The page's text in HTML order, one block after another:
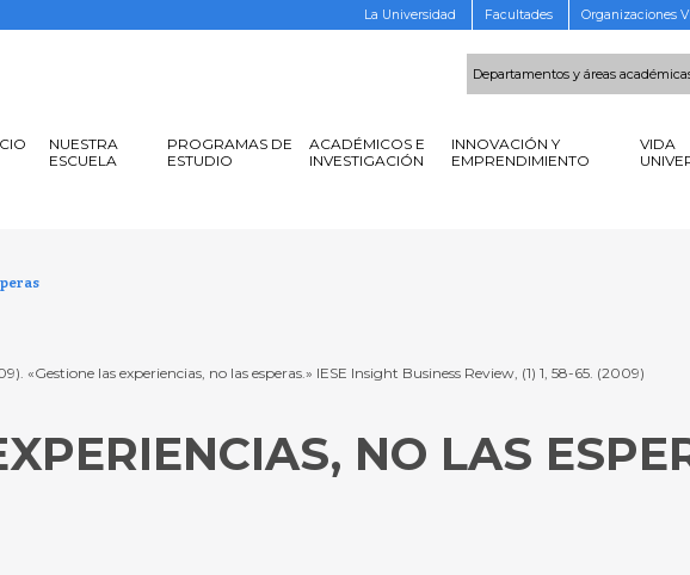
La Universidad Facultades Organizaciones
Departamentos y áreas
NUESTRA
ESCUELA
PROGRAMAS DE
ESTUDIO
ACADÉMICOS E
INVESTIGACIÓN
INNOVACIÓN Y
EMPRENDIMIENTO
VIDA
las experiencias, no las esperas.» IESE Insight Business Review, (1) 1, 58-65. (2009)
NO LAS